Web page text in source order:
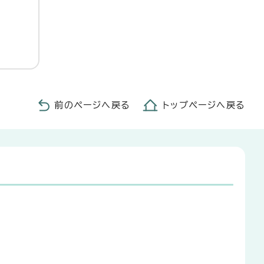
前のページへ戻る トップページへ戻る